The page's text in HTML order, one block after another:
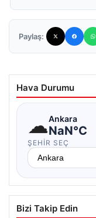
Paylaş:
Hava Durumu
☁Ankara
NaN°C
ŞEHIR SEÇ
Bizi Takip Edin